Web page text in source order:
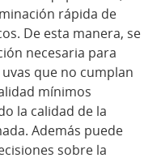
rápida de
De esta manera, se
necesaria para
que no cumplan
mínimos
la calidad de la
Además puede
sobre la